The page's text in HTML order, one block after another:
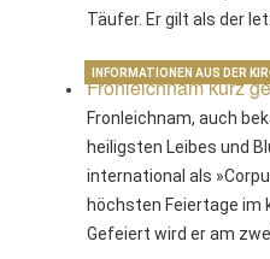
Täufer. Er gilt als der
Fronleichnam kurz
Fronleichnam, auch
heiligsten Leibes und
international als
höchsten Feiertage im
Gefeiert wird er am
INFORMATIONEN AUS DER